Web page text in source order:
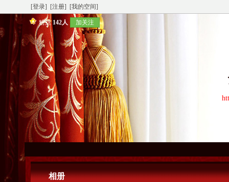
[登录] [注册] [我的空间]
粉丝142人 加关注
相册